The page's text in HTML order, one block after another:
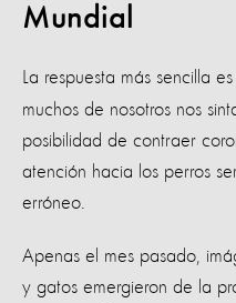
Mundial
La respuesta más sencilla es
muchos de nosotros nos
posibilidad de contraer
atención hacia los perros
erróneo.
Apenas el mes pasado,
y gatos emergieron de la